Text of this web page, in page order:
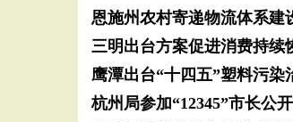
恩施州农村寄递物流体系建
三明出台方案促进消费持续
鹰潭出台“十四五”塑料污染
杭州局参加“12345”市长公